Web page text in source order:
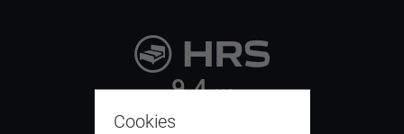
9.4/ 10
Cookies